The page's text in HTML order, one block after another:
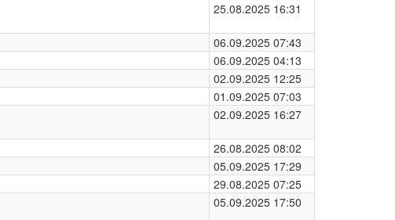
25.08.2025 16:31
06.09.2025 07:43
06.09.2025 04:13
02.09.2025 12:25
01.09.2025 07:03
02.09.2025 16:27
26.08.2025 08:02
05.09.2025 17:29
29.08.2025 07:25
05.09.2025 17:50